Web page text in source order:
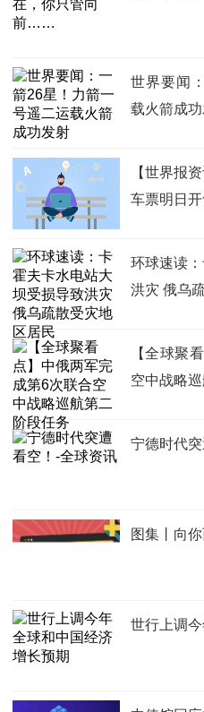
世界要闻
载火箭成
【世界报
车票明日开
环球速读
洪灾 俄乌
【全球聚
空中战略
宁德时代
图集丨向
世行上调